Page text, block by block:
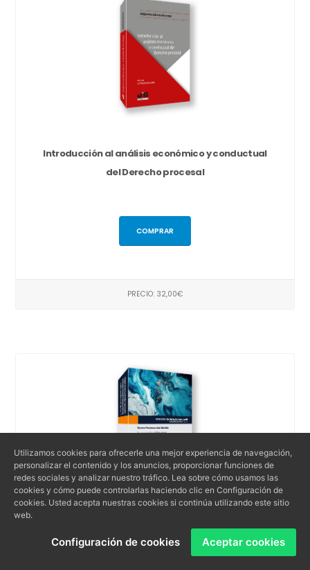
Introducción al análisis económico y conductual
del Derecho procesal
COMPRAR
PRECIO: 32,00€
Convención de Viena sobre los contrato...
Utilizamos cookies para ofrecerle una mejor experiencia de navegación,
personalizar el contenido y los anuncios, proporcionar funciones de
redes sociales y analizar nuestro tráfico. Lea sobre cómo usamos las
cookies y cómo puede controlarlas haciendo clic en Configuración de
cookies. Usted acepta nuestras cookies si continúa utilizando este sitio
web.
Configuración de cookies Aceptar cookies